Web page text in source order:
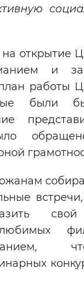
открытие
и
работы
были
свой